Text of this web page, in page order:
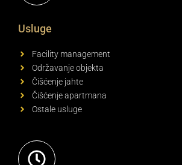
Usluge
Facility management
Održavanje objekta
Čišćenje jahte
Čišćenje apartmana
Ostale usluge